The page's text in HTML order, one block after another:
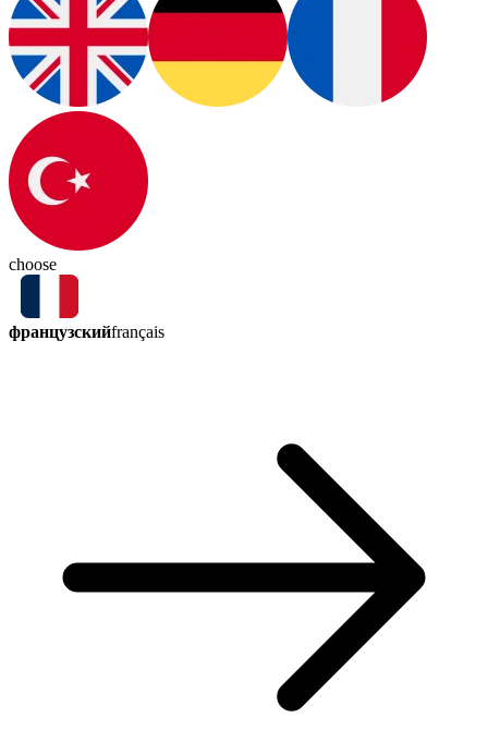
choose
французскийfrançais